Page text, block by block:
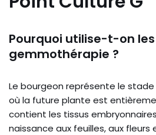
Pourquoi utilise-t-on
gemmothérapie ?
Le bourgeon représente le
où la future plante est
contient les tissus
naissance aux feuilles, aux fleurs